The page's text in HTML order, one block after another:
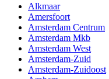
Alkmaar
Amersfoort
Amsterdam Centrum
Amsterdam Mkb
Amsterdam West
Amsterdam-Zuid
Amsterdam-Zuidoost